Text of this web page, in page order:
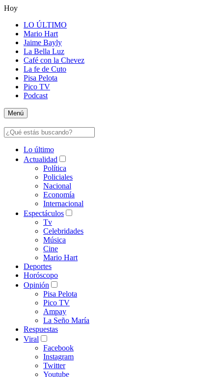
Hoy
LO ÚLTIMO
Mario Hart
Jaime Bayly
La Bella Luz
Café con la Chevez
La fe de Cuto
Pisa Pelota
Pico TV
Podcast
Menú
Lo último
Actualidad
Política
Policiales
Nacional
Economía
Internacional
Espectáculos
Tv
Celebridades
Música
Cine
Mario Hart
Deportes
Horóscopo
Opinión
Pisa Pelota
Pico TV
Ampay
La Seño María
Respuestas
Viral
Facebook
Instagram
Twitter
Youtube